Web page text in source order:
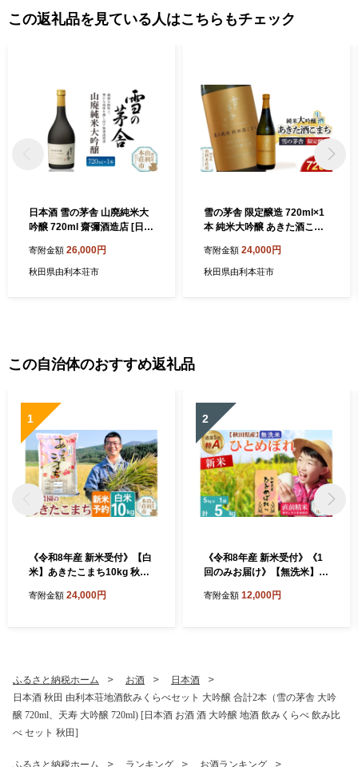
この返礼品を見ている人はこちらもチェック
日本酒 雪の茅舎 山廃純米大
吟醸 720ml 齋彌酒造店 [日本
秋田]
寄附金額 26,000円
秋田県由利本荘市
雪の茅舎 限定醸造 720ml×1
本 純米大吟醸 あきた酒こま
吟醸 地酒 雪の茅舎 生酒 あき
た酒こまち 秋田]
寄附金額 24,000円
秋田県由利本荘市
この自治体のおすすめ返礼品
1
《令和8年産 新米受付》【白
米】あきたこまち10kg 秋田
ち《12月上旬～12月下旬発
寄附金額 24,000円
2
《令和8年産 新米受付》《1
回のみお届け》【無洗米】通
れ 5kg(5kg×1袋) お米 米 こ
寄附金額 12,000円
ふるさと納税ホーム お酒
日本酒
日本酒 秋田 由利本荘地酒飲みくらべセット 大吟醸 合計2本（雪の茅舎 大吟
醸 720ml、天寿 大吟醸 720ml) [日本酒 お酒 酒 大吟醸 地酒 飲みくらべ 飲み比
べ セット 秋田]
ふるさと納税ホーム ランキング お酒ランキング